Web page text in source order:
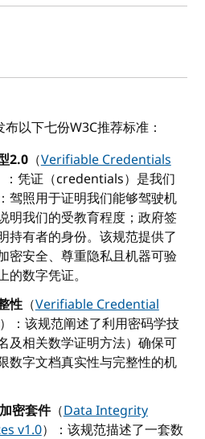
布以下七份W3C推荐标准：
2.0（Verifiable Credentials
：凭证（credentials）是我们
驾照用于证明我们能够驾驶机
明我们的受教育程度；政府签
持有者的身份。该规范提供了
密安全、尊重隐私且机器可验
数字凭证。
性（Verifiable Credential
：该规范阐述了利用密码学技
及相关数学证明方法）确保可
数字文档真实性与完整性的机
密套件（Data Integrity
v1.0）：该规范描述了一套数